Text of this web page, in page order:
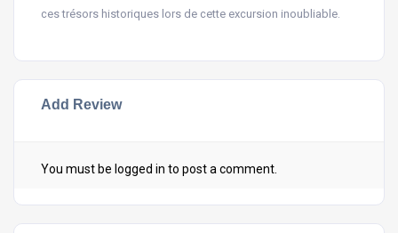
ces trésors historiques lors de cette excursion inoubliable.
Add Review
You must be logged in to post a comment.